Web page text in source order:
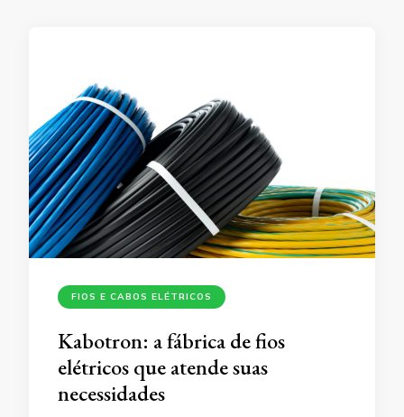
FIOS E CABOS ELÉTRICOS
Kabotron: a fábrica de fios
elétricos que atende suas
necessidades